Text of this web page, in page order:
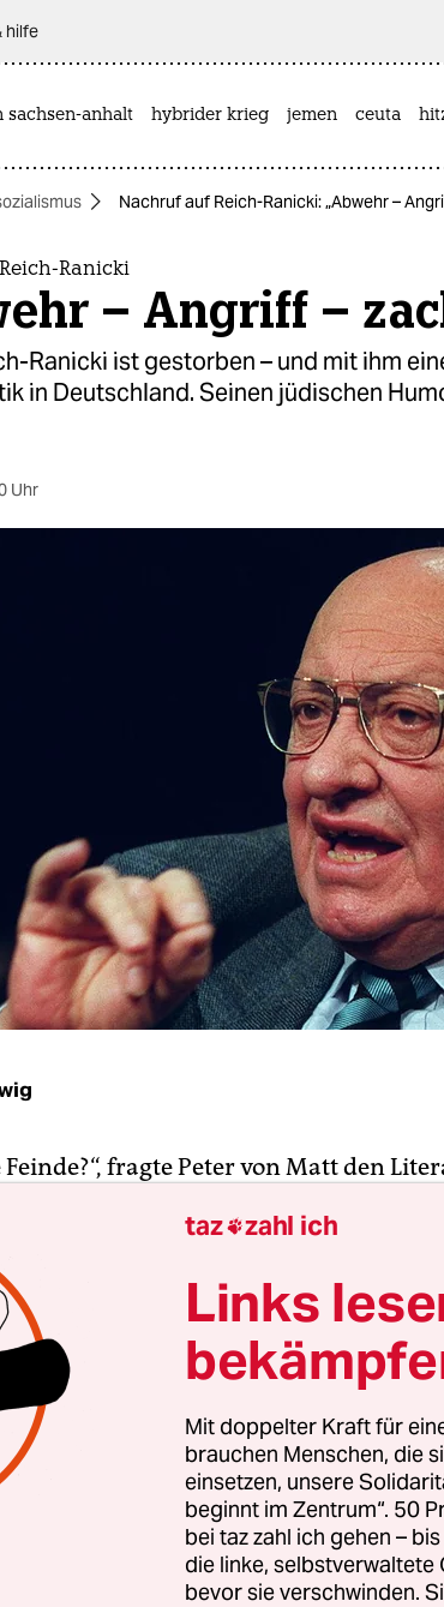
hilfe
sachsen-anhalt hybrider krieg jemen ceuta
Nachruf auf Reich-Ranicki: „Abwehr –
Ranicki
– Angriff –
Ranicki ist gestorben – und mit ihm
in Deutschland. Seinen jüdischen
Uhr
Feinde?“, fragte Peter von Matt den
Boden“ erschien, und die Antwort
zu meinem Beruf.“
Reich-Ranicki war 66 Jahre alt und
Frankfurter Allgemeinen Zeitungals
wirken. Wenig später, 1988, ging
13 lange Jahre auf Sendung und
erreichte dank des Fernsehens
Höhe. Er wurde endgültig
der Literatur.
taz zahl ich
Links
Mit doppelter Kraft für
brauchen Menschen, die
einsetzen, unsere
beginnt im Zentrum“. 50
bei taz zahl ich gehen –
die linke,
bevor sie verschwinden.